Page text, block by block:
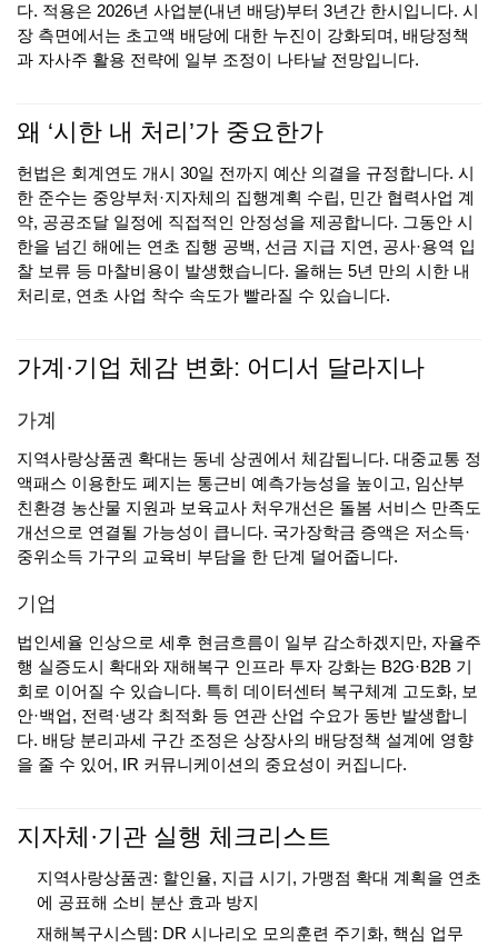
다. 적용은 2026년 사업분(내년 배당)부터 3년간 한시입니다. 시
장 측면에서는 초고액 배당에 대한 누진이 강화되며, 배당정책
과 자사주 활용 전략에 일부 조정이 나타날 전망입니다.
왜 ‘시한 내 처리’가 중요한가
헌법은 회계연도 개시 30일 전까지 예산 의결을 규정합니다. 시
한 준수는 중앙부처·지자체의 집행계획 수립, 민간 협력사업 계
약, 공공조달 일정에 직접적인 안정성을 제공합니다. 그동안 시
한을 넘긴 해에는 연초 집행 공백, 선금 지급 지연, 공사·용역 입
찰 보류 등 마찰비용이 발생했습니다. 올해는 5년 만의 시한 내
처리로, 연초 사업 착수 속도가 빨라질 수 있습니다.
가계·기업 체감 변화: 어디서 달라지나
가계
지역사랑상품권 확대는 동네 상권에서 체감됩니다. 대중교통 정
액패스 이용한도 폐지는 통근비 예측가능성을 높이고, 임산부
친환경 농산물 지원과 보육교사 처우개선은 돌봄 서비스 만족도
개선으로 연결될 가능성이 큽니다. 국가장학금 증액은 저소득·
중위소득 가구의 교육비 부담을 한 단계 덜어줍니다.
기업
법인세율 인상으로 세후 현금흐름이 일부 감소하겠지만, 자율주
행 실증도시 확대와 재해복구 인프라 투자 강화는 B2G·B2B 기
회로 이어질 수 있습니다. 특히 데이터센터 복구체계 고도화, 보
안·백업, 전력·냉각 최적화 등 연관 산업 수요가 동반 발생합니
다. 배당 분리과세 구간 조정은 상장사의 배당정책 설계에 영향
을 줄 수 있어, IR 커뮤니케이션의 중요성이 커집니다.
지자체·기관 실행 체크리스트
지역사랑상품권: 할인율, 지급 시기, 가맹점 확대 계획을 연초
에 공표해 소비 분산 효과 방지
재해복구시스템: DR 시나리오 모의훈련 주기화, 핵심 업무